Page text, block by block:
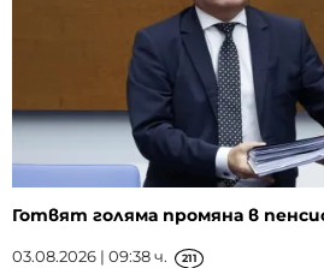
Готвят голяма промяна в
03.08.2026 | 09:38 ч. 211